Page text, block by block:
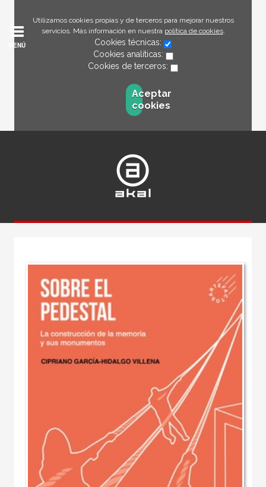
Utilizamos cookies propias y de terceros para mejorar nuestros
servicios. Más información en nuestra política de cookies.
Cookies técnicas:
Cookies analíticas:
Cookies de terceros:
Aceptar
cookies
MENÚ